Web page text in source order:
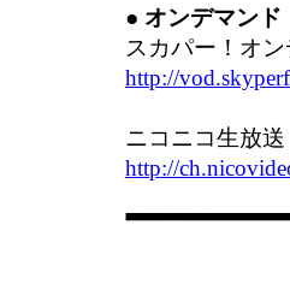
● オンデマンド
スカパー！オ
http://
ニコニコ生放送
http://